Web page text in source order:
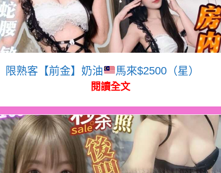
限熟客【前金】奶油 馬來$2500（星）
閱讀全文